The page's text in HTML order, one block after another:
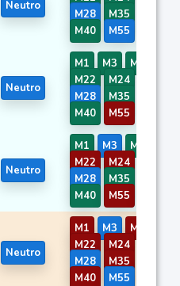
Neutro
M28
M35
M40
M55
Neutro
M1 M3 M5
M22
M24
M28
M35
M40
M55
Neutro
M1 M3 M5
M22
M24
M28
M35
M40
M55
Neutro
M1 M3 M5
M22
M24
M28
M35
M40
M55